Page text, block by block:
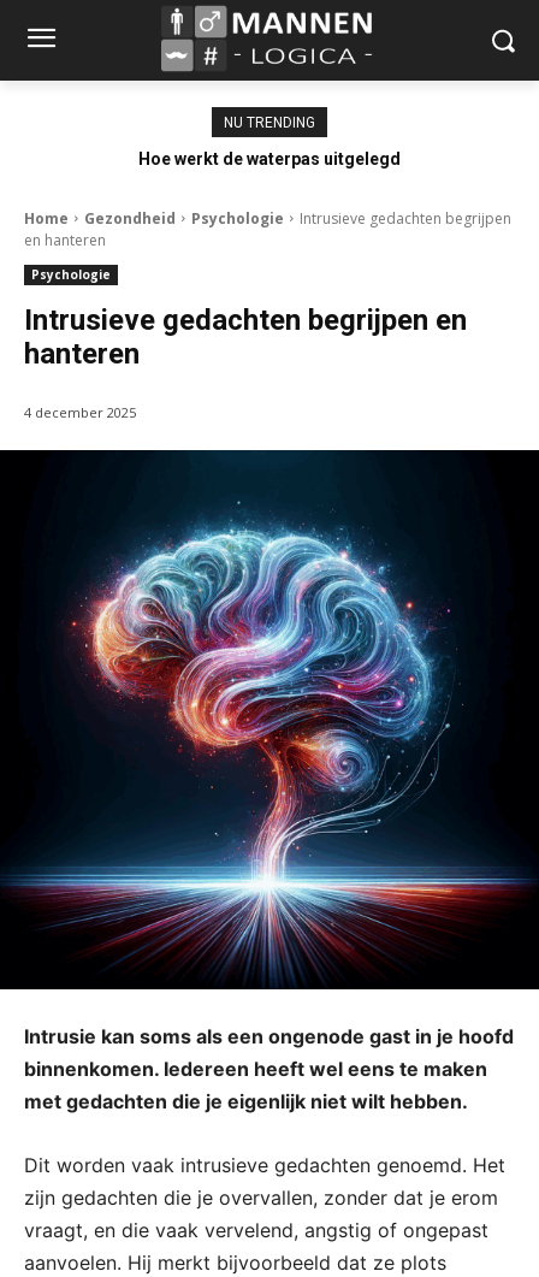
NU TRENDING
Hoe werkt de waterpas uitgelegd
Home Gezondheid Psychologie
Intrusieve gedachten begrijpen
en hanteren
Psychologie
Intrusieve gedachten begrijpen en
hanteren
4 december 2025
Intrusie kan soms als een ongenode gast in je hoofd
binnenkomen. Iedereen heeft wel eens te maken
met gedachten die je eigenlijk niet wilt hebben.
Dit worden vaak intrusieve gedachten genoemd. Het
zijn gedachten die je overvallen, zonder dat je erom
vraagt, en die vaak vervelend, angstig of ongepast
aanvoelen. Hij merkt bijvoorbeeld dat ze plots